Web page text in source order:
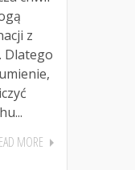
z
Dlatego
MORE